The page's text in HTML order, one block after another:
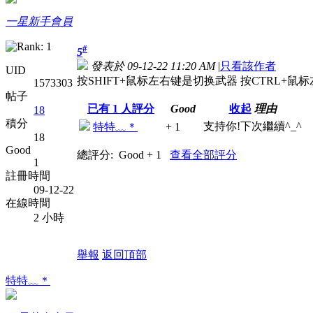
一星新手會員
UID
1573303
帖子
18
積分
18
Good
1
註冊時間
09-12-22
在線時間
2 小時
5#
發表於 09-12-22 11:20 AM |只看該作者
按SHIFT+鼠标左右键是切换武器 按CTRL+鼠标
已有 1 人評分 Good 收起 理由
特特﹏＊
+ 1 支持你!下次繼續^_^
總評分: Good + 1 查看全部評分
舉報 返回頂部
特特﹏＊